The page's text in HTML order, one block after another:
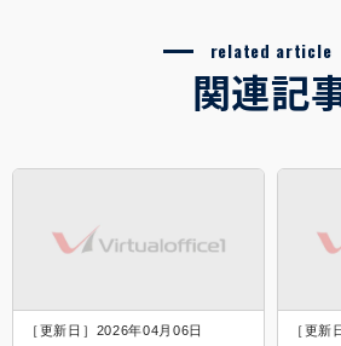
related article
関連記
［更新日］2026年04月06日 ［更新